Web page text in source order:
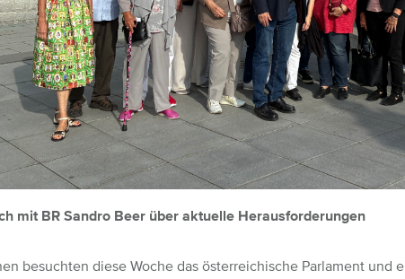
mit BR Sandro Beer über aktuelle Herausforderungen
besuchten diese Woche das österreichische Parlament